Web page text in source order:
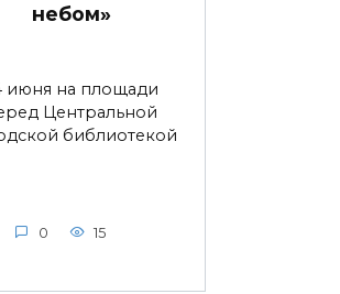
небом»
июня на площади
Центральной
библиотекой
0 15